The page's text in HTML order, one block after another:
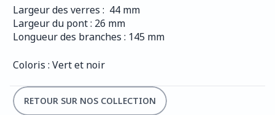
Largeur des verres :  44 mm
Largeur du pont : 26 mm
Longueur des branches : 145 mm
Coloris : Vert et noir
RETOUR SUR NOS COLLECTION